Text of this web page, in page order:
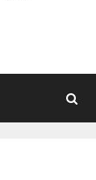
Suchen